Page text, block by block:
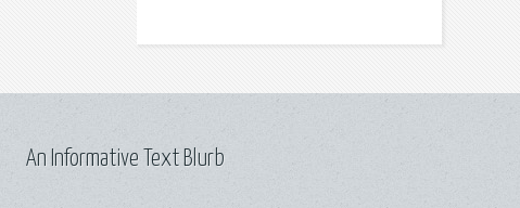
An Informative Text Blurb